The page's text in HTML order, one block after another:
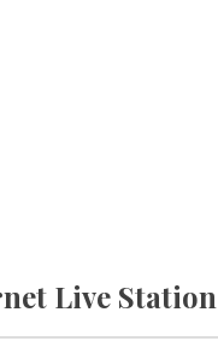
Live Station